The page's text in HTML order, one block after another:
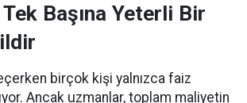
Tek Başına Yeterli Bir
birçok kişi yalnızca faiz
Ancak uzmanlar, toplam maliyetin